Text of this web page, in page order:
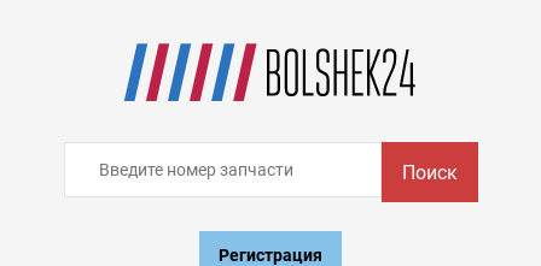
Поиск
Регистрация